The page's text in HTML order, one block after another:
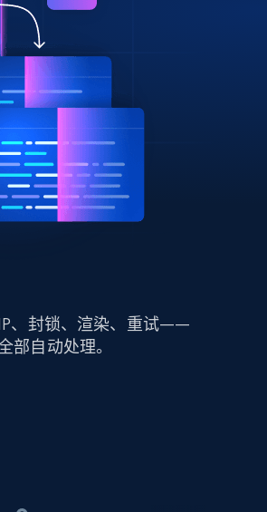
、封锁、渲染、重试——
部自动处理。